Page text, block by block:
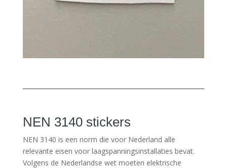
NEN 3140 stickers
NEN 3140 is een norm die voor Nederland alle
relevante eisen voor laagspanningsinstallaties bevat.
Volgens de Nederlandse wet moeten elektrische